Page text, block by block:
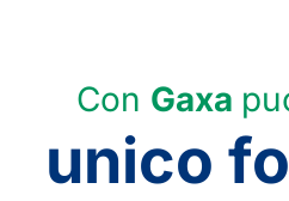
Con Gaxa
unico